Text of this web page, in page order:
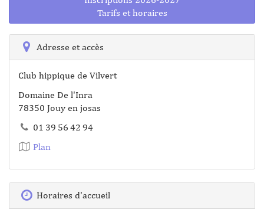
Tarifs et horaires
Adresse et accès
Club hippique de Vilvert
Domaine De l'Inra
78350 Jouy en josas
01 39 56 42 94
Plan
Horaires d'accueil